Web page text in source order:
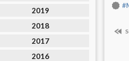
2019
2018
2017
2016